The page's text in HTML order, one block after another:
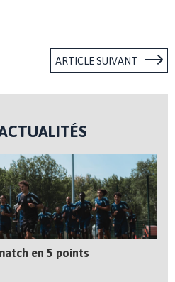
ARTICLE SUIVANT
en 5 points